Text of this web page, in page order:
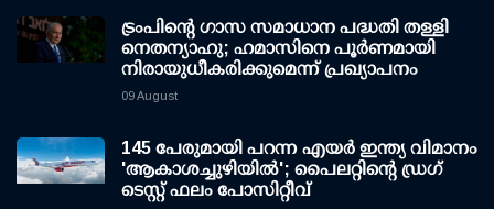
ട്രംപിന്റെ ഗാസ സമാധാന പദ്ധതി തള്ളി
നെതന്യാഹു; ഹമാസിനെ പൂര്‍ണമായി
നിരായുധീകരിക്കുമെന്ന് പ്രഖ്യാപനം
09 August
145 പേരുമായി പറന്ന എയര്‍ ഇന്ത്യ വിമാനം
'ആകാശച്ചുഴിയില്‍'; പൈലറ്റിന്റെ ഡ്രഗ്
ടെസ്റ്റ് ഫലം പോസിറ്റീവ്